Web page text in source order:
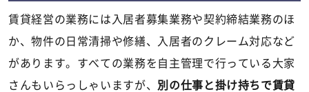
賃貸経営の業務には入居者募集業務や契約締結業務のほ
か、物件の日常清掃や修繕、入居者のクレーム対応など
があります。すべての業務を自主管理で行っている大家
さんもいらっしゃいますが、 別の仕事と掛け持ちで賃貸